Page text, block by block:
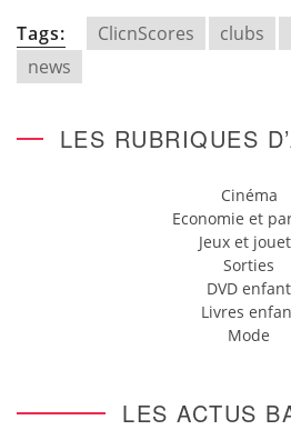
Tags: ClicnScores clubs
news
LES RUBRIQUES
Cinéma
Economie et
Jeux et
Sorties
DVD enfant
Livres
Mode
LES ACTUS